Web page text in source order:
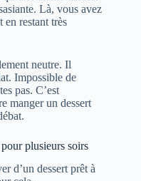
Là, vous avez
en restant très
neutre. Il
Impossible de
pas. C’est
manger un dessert
plusieurs soirs
d’un dessert prêt à